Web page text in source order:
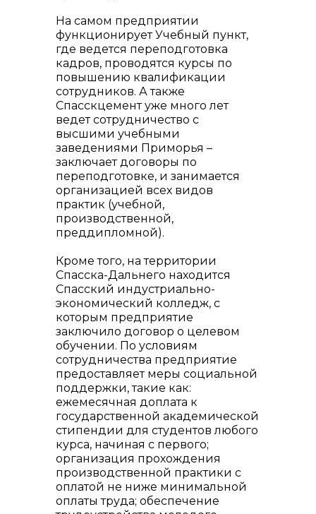
info@vostokcement.ru
На самом предприятии
функционирует Учебный пункт,
где ведется переподготовка
кадров, проводятся курсы по
повышению квалификации
сотрудников. А также
Спасскцемент уже много лет
ведет сотрудничество с
высшими учебными
заведениями Приморья –
заключает договоры по
переподготовке, и занимается
организацией всех видов
практик (учебной,
производственной,
преддипломной).
Кроме того, на территории
Спасска-Дальнего находится
Спасский индустриально-
экономический колледж, с
которым предприятие
заключило договор о целевом
обучении. По условиям
сотрудничества предприятие
предоставляет меры социальной
поддержки, такие как:
ежемесячная доплата к
государственной академической
стипендии для студентов любого
курса, начиная с первого;
организация прохождения
производственной практики с
оплатой не ниже минимальной
оплаты труда; обеспечение